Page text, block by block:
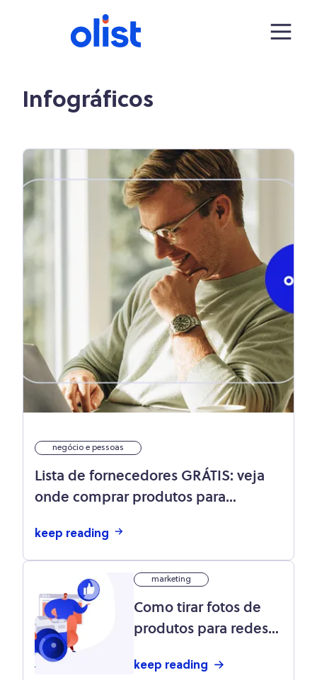
Infográficos
negócio e pessoas
Lista de fornecedores GRÁTIS: veja
onde comprar produtos para
keep reading
marketing
Como tirar fotos de
produtos para redes
incríveis neste
keep reading